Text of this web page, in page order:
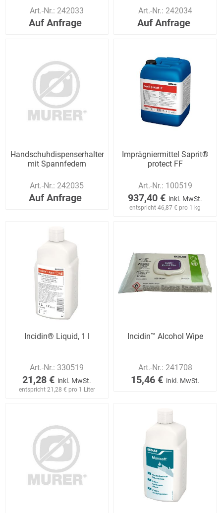
Art.-Nr.: 242033
Auf Anfrage
Art.-Nr.: 242034
Auf Anfrage
Handschuhdispenserhalter
mit Spannfedern
Art.-Nr.: 242035
Auf Anfrage
Imprägniermittel Saprit®
protect FF
Art.-Nr.: 100519
937,40 € inkl. MwSt.
entspricht 46,87 € pro 1 kg
Incidin® Liquid, 1 l
Art.-Nr.: 330519
21,28 € inkl. MwSt.
entspricht 21,28 € pro 1 Liter
Incidin™ Alcohol Wipe
Art.-Nr.: 241708
15,46 € inkl. MwSt.